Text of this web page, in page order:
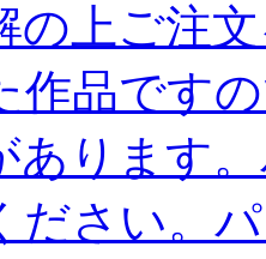
の上ご注
作品です
あります
ださい。